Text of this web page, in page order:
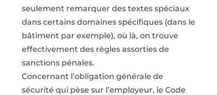
seulement remarquer des textes spéciaux
dans certains domaines spécifiques (dans le
bâtiment par exemple), où là, on trouve
effectivement des règles assorties de
sanctions pénales.
Concernant l’obligation générale de
sécurité qui pèse sur l’employeur, le Code